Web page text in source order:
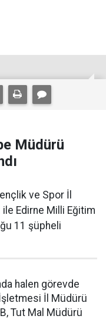
Müdürü
ve Spor İl
Edirne Milli Eğitim
11 şüpheli
halen görevde
İl Müdürü
Tut Mal Müdürü